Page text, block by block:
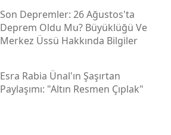
Son Depremler: 26 Ağustos'ta
Deprem Oldu Mu? Büyüklüğü Ve
Merkez Üssü Hakkında Bilgiler
Esra Rabia Ünal'ın Şaşırtan
Paylaşımı: "altın Resmen Çıplak"